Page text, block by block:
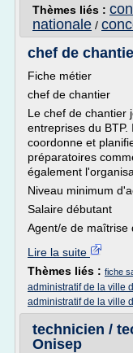
Thèmes liés :
nationale /
chef de
Fiche métier
chef de chantier
Le chef de chantier
entreprises du BTP.
coordonne et
préparatoires
également
Niveau minimum
Salaire débutant
Agent/e de maîtrise
Lire la suite
Thèmes liés : fiche
administratif de la ville
administratif de la ville
technicien /
Onisep